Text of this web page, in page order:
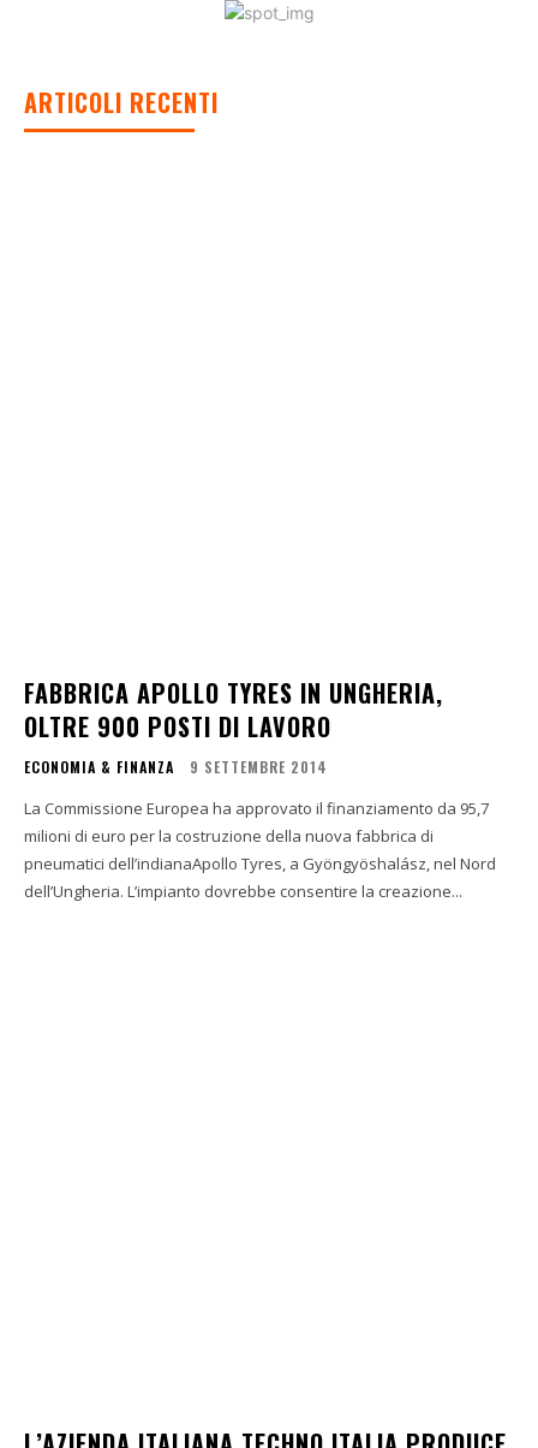
ARTICOLI RECENTI
FABBRICA APOLLO TYRES IN UNGHERIA,
OLTRE 900 POSTI DI LAVORO
ECONOMIA & FINANZA 9 SETTEMBRE 2014
La Commissione Europea ha approvato il finanziamento da 95,7
milioni di euro per la costruzione della nuova fabbrica di
pneumatici dell’indianaApollo Tyres, a Gyöngyöshalász, nel Nord
dell’Ungheria. L’impianto dovrebbe consentire la creazione...